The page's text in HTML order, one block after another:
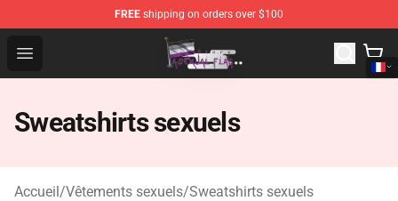
FREE shipping on orders over $100
Open menu
Asexual Flag Shop - The Best Store of Asexual Flag
Sweatshirts sexuels
Accueil/Vêtements sexuels/Sweatshirts sexuels